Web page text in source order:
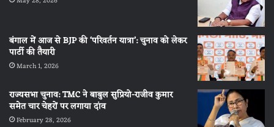
बंगाल में आज से BJP की ‘परिवर्तन यात्रा’: चुनाव को लेकर
पार्टी की तैयारी
March 1, 2026
राज्यसभा चुनाव: TMC ने बाबुल सुप्रियो-राजीव कुमार
समेत चार चेहरों पर लगाया दांव
February 28, 2026